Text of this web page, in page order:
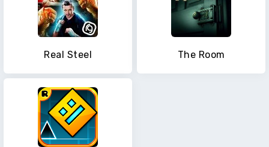
Real Steel The Room